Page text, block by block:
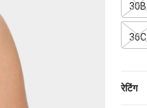
30B
36C
रेटिंग